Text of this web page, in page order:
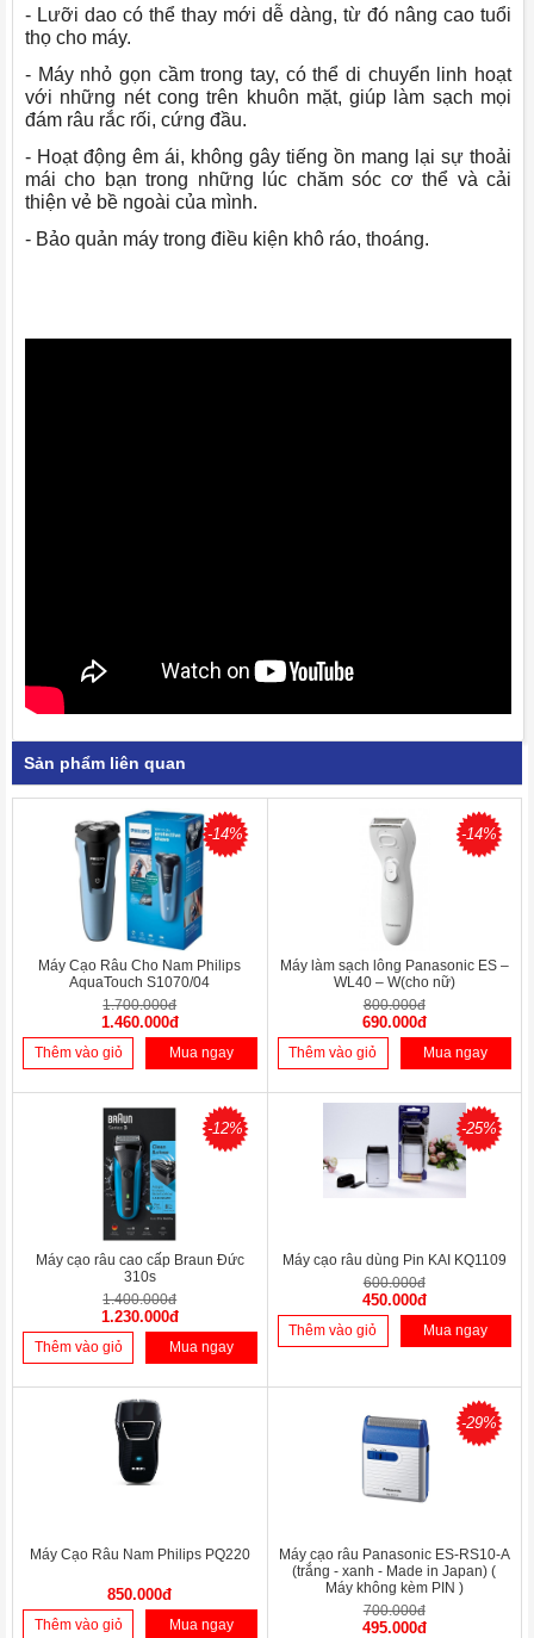
- Lưỡi dao có thể thay mới dễ dàng, từ đó nâng cao tuổi
thọ cho máy.
- Máy nhỏ gọn cầm trong tay, có thể di chuyển linh hoạt
với những nét cong trên khuôn mặt, giúp làm sạch mọi
đám râu rắc rối, cứng đầu.
- Hoạt động êm ái, không gây tiếng ồn mang lại sự thoải
mái cho bạn trong những lúc chăm sóc cơ thể và cải
thiện vẻ bề ngoài của mình.
- Bảo quản máy trong điều kiện khô ráo, thoáng.
Sản phẩm liên quan
-14%
Máy Cạo Râu Cho Nam Philips
AquaTouch S1070/04
1.700.000đ
1.460.000đ
Thêm vào giỏ Mua ngay
-14%
Máy làm sạch lông Panasonic ES –
WL40 – W(cho nữ)
800.000đ
690.000đ
Thêm vào giỏ Mua ngay
-12%
Máy cạo râu cao cấp Braun Đức
310s
1.400.000đ
1.230.000đ
Thêm vào giỏ Mua ngay
-25%
Máy cạo râu dùng Pin KAI KQ1109
600.000đ
450.000đ
Thêm vào giỏ Mua ngay
Máy Cạo Râu Nam Philips PQ220
850.000đ
Thêm vào giỏ Mua ngay
-29%
Máy cạo râu Panasonic ES-RS10-A
(trắng - xanh - Made in Japan) (
Máy không kèm PIN )
700.000đ
495.000đ